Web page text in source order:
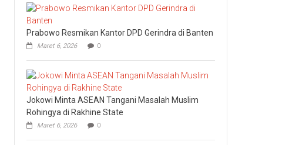
Prabowo Resmikan Kantor DPD Gerindra di Banten
Maret 6, 2026 0
Jokowi Minta ASEAN Tangani Masalah Muslim
Rohingya di Rakhine State
Maret 6, 2026 0